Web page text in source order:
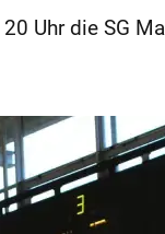
Uhr die SG